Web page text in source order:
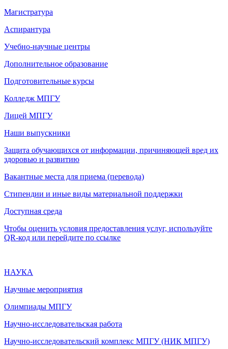
Магистратура
Аспирантура
Учебно-научные центры
Дополнительное образование
Подготовительные курсы
Колледж МПГУ
Лицей МПГУ
Наши выпускники
Защита обучающихся от информации, причиняющей вред их
здоровью и развитию
Вакантные места для приема (перевода)
Стипендии и иные виды материальной поддержки
Доступная среда
Чтобы оценить условия предоставления услуг, используйте
QR-код или перейдите по ссылке
НАУКА
Научные мероприятия
Олимпиады МПГУ
Научно-исследовательская работа
Научно-исследовательский комплекс МПГУ (НИК МПГУ)